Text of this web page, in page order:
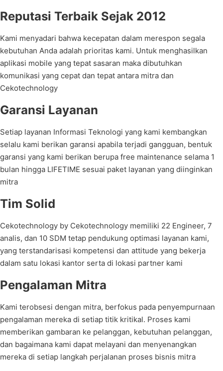
Reputasi Terbaik Sejak 2012
Kami menyadari bahwa kecepatan dalam merespon segala
kebutuhan Anda adalah prioritas kami. Untuk menghasilkan
aplikasi mobile yang tepat sasaran maka dibutuhkan
komunikasi yang cepat dan tepat antara mitra dan
Cekotechnology
Garansi Layanan
Setiap layanan Informasi Teknologi yang kami kembangkan
selalu kami berikan garansi apabila terjadi gangguan, bentuk
garansi yang kami berikan berupa free maintenance selama 1
bulan hingga LIFETIME sesuai paket layanan yang diinginkan
mitra
Tim Solid
Cekotechnology by Cekotechnology memiliki 22 Engineer, 7
analis, dan 10 SDM tetap pendukung optimasi layanan kami,
yang terstandarisasi kompetensi dan attitude yang bekerja
dalam satu lokasi kantor serta di lokasi partner kami
Pengalaman Mitra
Kami terobsesi dengan mitra, berfokus pada penyempurnaan
pengalaman mereka di setiap titik kritikal. Proses kami
memberikan gambaran ke pelanggan, kebutuhan pelanggan,
dan bagaimana kami dapat melayani dan menyenangkan
mereka di setiap langkah perjalanan proses bisnis mitra